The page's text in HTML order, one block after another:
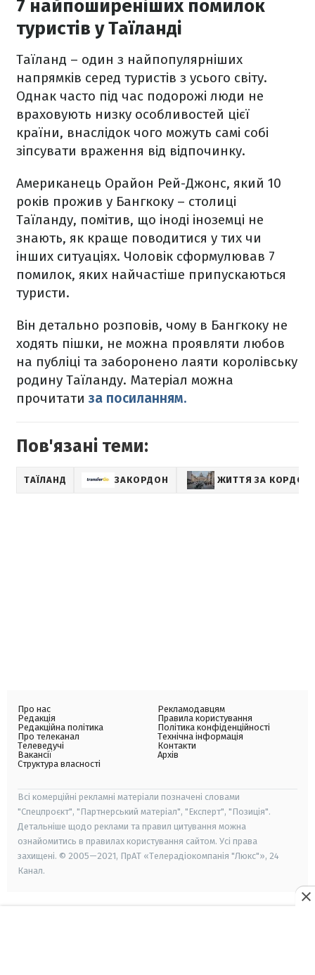
7 найпоширеніших помилок
туристів у Таїланді
Таїланд – один з найпопулярніших
напрямків серед туристів з усього світу.
Однак часто під час подорожі люди не
враховують низку особливостей цієї
країни, внаслідок чого можуть самі собі
зіпсувати враження від відпочинку.
Американець Орайон Рей-Джонс, який 10
років прожив у Бангкоку – столиці
Таїланду, помітив, що іноді іноземці не
знають, як краще поводитися у тих чи
інших ситуаціях. Чоловік сформулював 7
помилок, яких найчастіше припускаються
туристи.
Він детально розповів, чому в Бангкоку не
ходять пішки, не можна проявляти любов
на публіці та заборонено лаяти королівську
родину Таїланду. Матеріал можна
прочитати за посиланням.
Пов'язані теми:
ТАЇЛАНД ЗАКОРДОН ЖИТТЯ ЗА
Про нас
Редакція
Редакційна політика
Про телеканал
Телеведучі
Вакансії
Структура власності
Рекламодавцям
Правила користування
Політика конфіденційності
Технічна інформація
Контакти
Архів
Всі комерційні рекламні матеріали позначені словами
"Спецпроєкт", "Партнерський матеріал", "Експерт", "Позиція".
Детальніше щодо реклами та правил цитування можна
ознайомитись в правилах користування сайтом. Усі права
захищені. © 2005—2021, ПрАТ «Телерадіокомпанія "Люкс"», 24
Канал.